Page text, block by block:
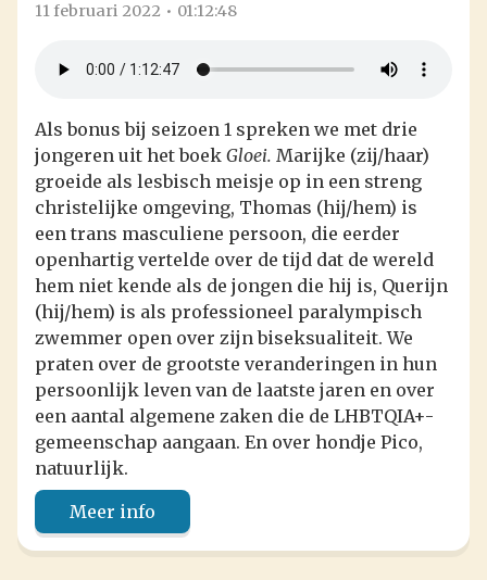
11 februari 2022 01:12:48
Als bonus bij seizoen 1 spreken we met drie
jongeren uit het boek Gloei. Marijke (zij/haar)
groeide als lesbisch meisje op in een streng
christelijke omgeving, Thomas (hij/hem) is
een trans masculiene persoon, die eerder
openhartig vertelde over de tijd dat de wereld
hem niet kende als de jongen die hij is, Querijn
(hij/hem) is als professioneel paralympisch
zwemmer open over zijn biseksualiteit. We
praten over de grootste veranderingen in hun
persoonlijk leven van de laatste jaren en over
een aantal algemene zaken die de LHBTQIA+-
gemeenschap aangaan. En over hondje Pico,
natuurlijk.
Meer info